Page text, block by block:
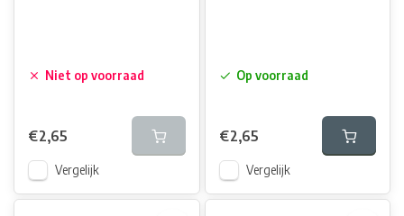
Niet op voorraad
€2,65
Vergelijk
Op voorraad
€2,65
Vergelijk